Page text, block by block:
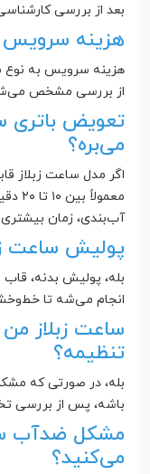
بعد از بررسی
هزینه سرویس
هزینه سرویس به نوع
از بررسی مشخص
تعویض باتری
می‌بره؟
اگر مدل ساعت زبلاز
آب‌بندی، زمان بیشتری
پولیش ساعت
بله، پولیش بدنه،
انجام می‌شه تا
ساعت زبلاز
تنظیمه؟
بله، در صورتی که
باشه، پس از بررسی
مشکل ضدآب
می‌کنید؟